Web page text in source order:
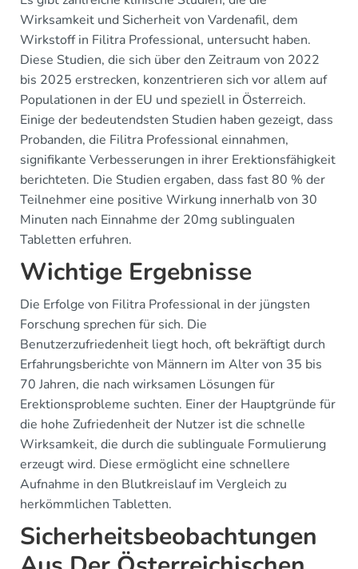
Wirksamkeit und Sicherheit von Vardenafil, dem
Wirkstoff in Filitra Professional, untersucht haben.
Diese Studien, die sich über den Zeitraum von 2022
bis 2025 erstrecken, konzentrieren sich vor allem auf
Populationen in der EU und speziell in Österreich.
Einige der bedeutendsten Studien haben gezeigt, dass
Probanden, die Filitra Professional einnahmen,
signifikante Verbesserungen in ihrer Erektionsfähigkeit
berichteten. Die Studien ergaben, dass fast 80 % der
Teilnehmer eine positive Wirkung innerhalb von 30
Minuten nach Einnahme der 20mg sublingualen
Tabletten erfuhren.
Wichtige Ergebnisse
Die Erfolge von Filitra Professional in der jüngsten
Forschung sprechen für sich. Die
Benutzerzufriedenheit liegt hoch, oft bekräftigt durch
Erfahrungsberichte von Männern im Alter von 35 bis
70 Jahren, die nach wirksamen Lösungen für
Erektionsprobleme suchten. Einer der Hauptgründe für
die hohe Zufriedenheit der Nutzer ist die schnelle
Wirksamkeit, die durch die sublinguale Formulierung
erzeugt wird. Diese ermöglicht eine schnellere
Aufnahme in den Blutkreislauf im Vergleich zu
herkömmlichen Tabletten.
Sicherheitsbeobachtungen